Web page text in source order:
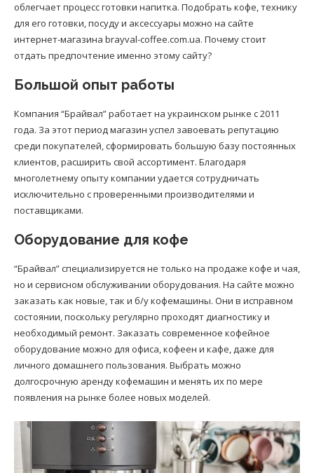
облегчает процесс готовки напитка. Подобрать кофе, технику
для его готовки, посуду и аксессуары можно на сайте
интернет-магазина brayval-coffee.com.ua. Почему стоит
отдать предпочтение именно этому сайту?
Большой опыт работы
Компания “Брайвал” работает на украинском рынке с 2011
года. За этот период магазин успел завоевать репутацию
среди покупателей, сформировать большую базу постоянных
клиентов, расширить свой ассортимент. Благодаря
многолетнему опыту компании удается сотрудничать
исключительно с проверенными производителями и
поставщиками.
Оборудование для кофе
“Брайвал” специализируется не только на продаже кофе и чая,
но и сервисном обслуживании оборудования. На сайте можно
заказать как новые, так и б/у кофемашины. Они в исправном
состоянии, поскольку регулярно проходят диагностику и
необходимый ремонт. Заказать современное кофейное
оборудование можно для офиса, кофеен и кафе, даже для
личного домашнего пользования. Выбрать можно
долгосрочную аренду кофемашин и менять их по мере
появления на рынке более новых моделей.